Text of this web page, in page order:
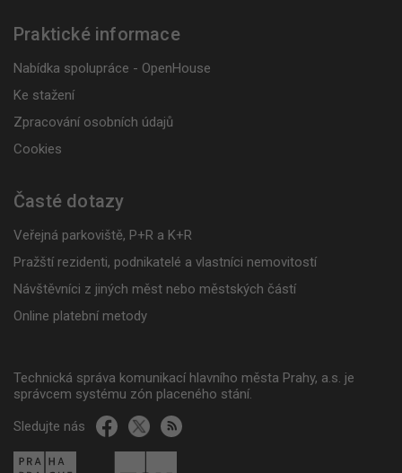
Praktické informace
Nabídka spolupráce - OpenHouse
Ke stažení
Zpracování osobních údajů
Cookies
Časté dotazy
Veřejná parkoviště, P+R a K+R
Pražští rezidenti, podnikatelé a vlastníci nemovitostí
Návštěvníci z jiných měst nebo městských částí
Online platební metody
Technická správa komunikací hlavního města Prahy, a.s. je
správcem systému zón placeného stání.
Sledujte nás